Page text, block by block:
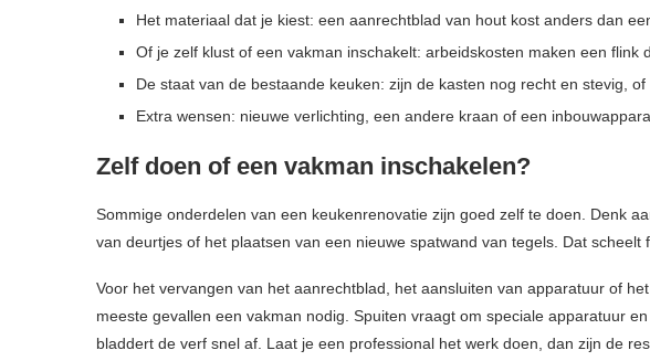
Het materiaal dat je kiest: een aanrechtblad van hout kost anders dan
Of je zelf klust of een vakman inschakelt: arbeidskosten maken een flink
De staat van de bestaande keuken: zijn de kasten nog recht en stevig,
Extra wensen: nieuwe verlichting, een andere kraan of een
Zelf doen of een vakman inschakelen?
Sommige onderdelen van een keukenrenovatie zijn goed zelf te doen. Denk
van deurtjes of het plaatsen van een nieuwe spatwand van tegels. Dat scheelt
Voor het vervangen van het aanrechtblad, het aansluiten van apparatuur of
meeste gevallen een vakman nodig. Spuiten vraagt om speciale apparatuur
bladdert de verf snel af. Laat je een professional het werk doen, dan zijn de